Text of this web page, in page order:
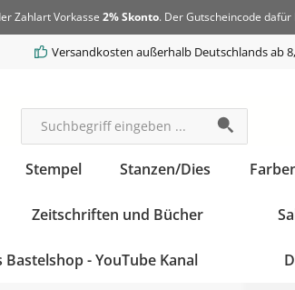
Zahlart Vorkasse 2% Skonto. Der Gutscheincode dafür
Versandkosten außerhalb Deutschlands ab
Stempel Stanzen/Dies
Zeitschriften und Bücher
Bastelshop - YouTube Kanal